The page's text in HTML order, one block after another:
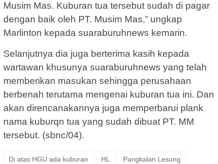
Musim Mas. Kuburan tua tersebut sudah di pagar
dengan baik oleh PT. Musim Mas,” ungkap
Marlinton kepada suaraburuhnews kemarin.
Selanjutnya dia juga berterima kasih kepada
wartawan khusunya suaraburuhnews yang telah
memberikan masukan sehingga perusahaan
berbenah terutama mengenai kuburan tua ini. Dan
akan direncanakannya juga memperbarui plank
nama kuburqn tua yang sudah dibuat PT. MM
tersebut. (sbnc/04).
Di atas HGU ada kuburan HL Pangkalan Lesung